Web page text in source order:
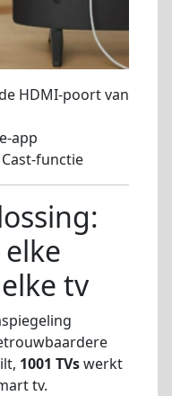
HDMI-poort van
app
functie
elke
tv
1001 TVswerkt
tv.